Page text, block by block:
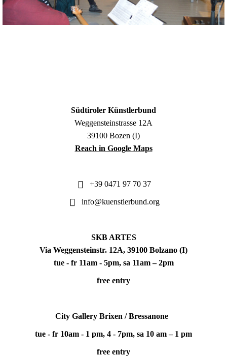
Südtiroler Künstlerbund
Weggensteinstrasse 12A
39100 Bozen (I)
Reach in Google Maps
+39 0471 97 70 37
info@kuenstlerbund.org
SKB ARTES
Via Weggensteinstr. 12A, 39100 Bolzano (I)
tue - fr 11am - 5pm, sa 11am – 2pm
free entry
City Gallery Brixen / Bressanone
tue - fr 10am - 1 pm, 4 - 7pm, sa 10 am – 1 pm
free entry